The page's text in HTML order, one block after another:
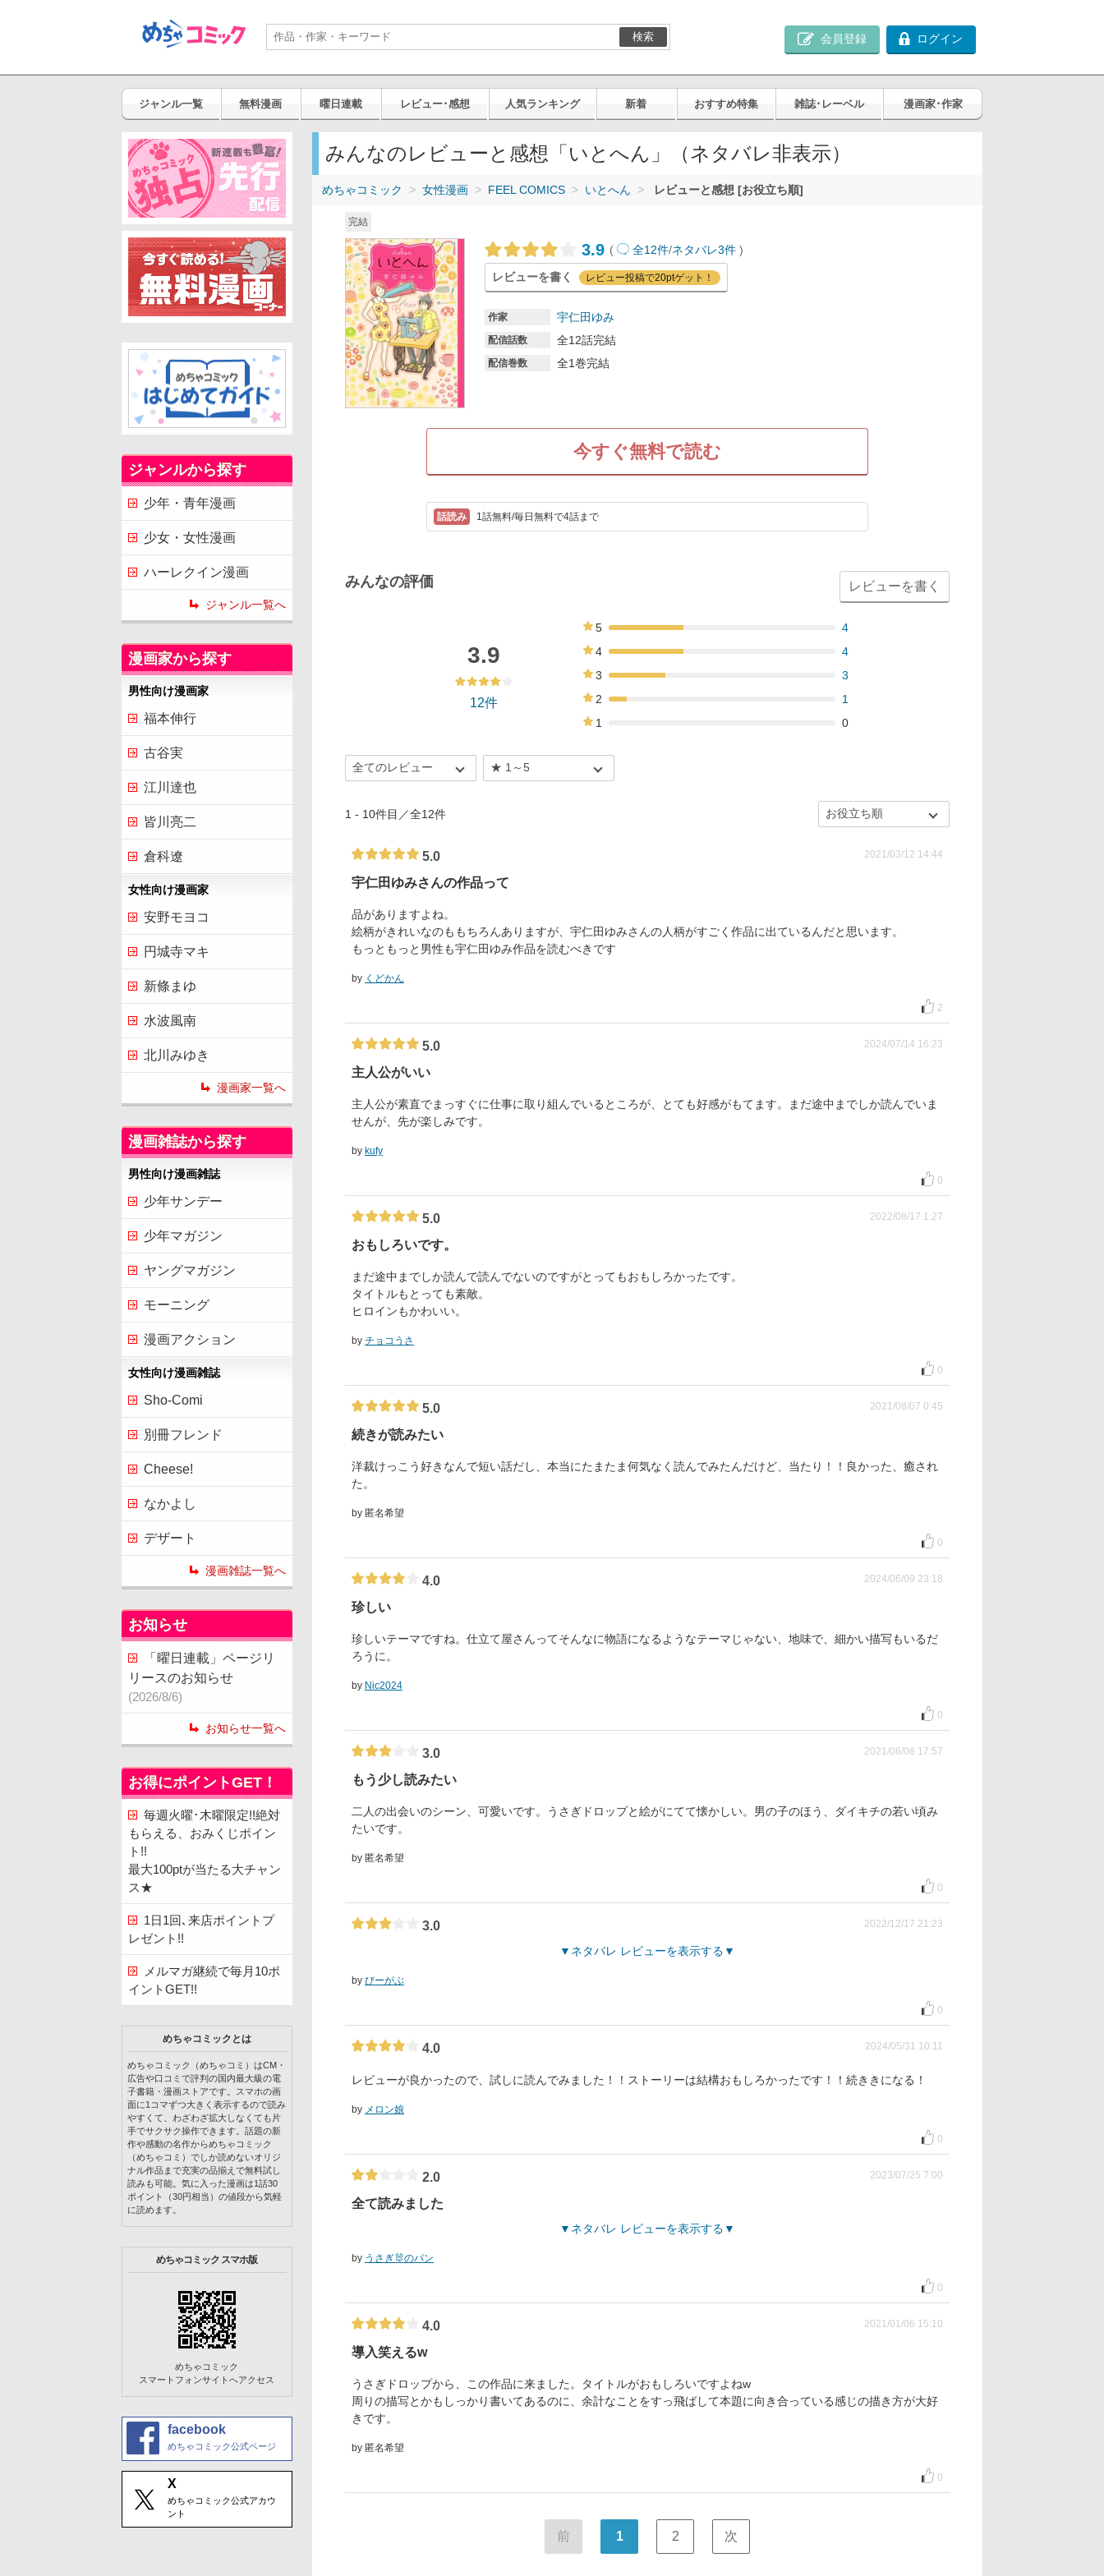
検索 会員登録 ログイン
ジャンル一覧 無料漫画 曜日連載 レビュー･感想 人気ランキング 新着 おすすめ特集 雑誌･レーベル 漫画家･作家
みんなのレビューと感想「いとへん」（ネタバレ非表示）
めちゃコミック 女性漫画 FEEL COMICS いとへん レビューと感想 [お役立ち順]
完結
3.9 ( 全12件/ネタバレ3件 )
レビューを書く レビュー投稿で20ptゲット！
作家 宇仁田ゆみ
配信話数 全12話完結
配信巻数 全1巻完結
今すぐ無料で読む
1話無料/毎日無料で4話まで
みんなの評価 レビューを書く
3.9
12件
5
4
4
4
3
3
2
1
1
0
1 - 10件目／全12件
5.0 2021/03/12 14:44
宇仁田ゆみさんの作品って
品がありますよね。
絵柄がきれいなのももちろんありますが、宇仁田ゆみさんの人柄がすごく作品に出ているんだと思います。
もっともっと男性も宇仁田ゆみ作品を読むべきです
by くどかん
2
5.0 2024/07/14 16:23
主人公がいい
主人公が素直でまっすぐに仕事に取り組んでいるところが、とても好感がもてます。まだ途中までしか読んでいま
せんが、先が楽しみです。
by kufy
0
5.0 2022/08/17 1:27
おもしろいです。
まだ途中までしか読んで読んでないのですがとってもおもしろかったです。
タイトルもとっても素敵。
ヒロインもかわいい。
by チョコうさ
0
5.0 2021/08/07 0:45
続きが読みたい
洋裁けっこう好きなんで短い話だし、本当にたまたま何気なく読んでみたんだけど、当たり！！良かった、癒され
た。
by 匿名希望
0
4.0 2024/06/09 23:18
珍しい
珍しいテーマですね。仕立て屋さんってそんなに物語になるようなテーマじゃない、地味で、細かい描写もいるだ
ろうに。
by Nic2024
0
3.0 2021/06/06 17:57
もう少し読みたい
二人の出会いのシーン、可愛いです。うさぎドロップと絵がにてて懐かしい。男の子のほう、ダイキチの若い頃み
たいです。
by 匿名希望
0
3.0 2022/12/17 21:23
ネタバレ レビューを表示する
by びーがぶ
0
4.0 2024/05/31 10:11
レビューが良かったので、試しに読んでみました！！ストーリーは結構おもしろかったです！！続ききになる！
by メロン娘
0
2.0 2023/07/25 7:00
全て読みました
ネタバレ レビューを表示する
by うさぎ🐰のパン
0
4.0 2021/01/06 15:10
導入笑えるw
うさぎドロップから、この作品に来ました。タイトルがおもしろいですよねw
周りの描写とかもしっかり書いてあるのに、余計なことをすっ飛ばして本題に向き合っている感じの描き方が大好
きです。
by 匿名希望
0
前 1 2 次
ジャンルから探す
少年・青年漫画
少女・女性漫画
ハーレクイン漫画
ジャンル一覧へ
漫画家から探す
男性向け漫画家
福本伸行
古谷実
江川達也
皆川亮二
倉科遼
女性向け漫画家
安野モヨコ
円城寺マキ
新條まゆ
水波風南
北川みゆき
漫画家一覧へ
漫画雑誌から探す
男性向け漫画雑誌
少年サンデー
少年マガジン
ヤングマガジン
モーニング
漫画アクション
女性向け漫画雑誌
Sho-Comi
別冊フレンド
Cheese!
なかよし
デザート
漫画雑誌一覧へ
お知らせ
「曜日連載」ページリ
リースのお知らせ
(2026/8/6)
お知らせ一覧へ
お得にポイントGET！
毎週火曜･木曜限定!!絶対
もらえる、おみくじポイン
ト!!
最大100ptが当たる大チャン
ス★
1日1回､来店ポイントプ
レゼント!!
メルマガ継続で毎月10ポ
イントGET!!
めちゃコミックとは
めちゃコミック（めちゃコミ）はCM・
広告や口コミで評判の国内最大級の電
子書籍・漫画ストアです。スマホの画
面に1コマずつ大きく表示するので読み
やすくて、わざわざ拡大しなくても片
手でサクサク操作できます。話題の新
作や感動の名作からめちゃコミック
（めちゃコミ）でしか読めないオリジ
ナル作品まで充実の品揃えで無料試し
読みも可能。気に入った漫画は1話30
ポイント（30円相当）の値段から気軽
に読めます。
めちゃコミック スマホ版
めちゃコミック
スマートフォンサイトへアクセス
facebook
めちゃコミック公式ページ
X
めちゃコミック公式アカウ
ント